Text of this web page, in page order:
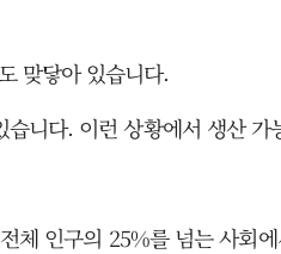
맞닿아 있습니다.
니다. 이런 상황에서 생산
체 인구의 25%를 넘는 사회